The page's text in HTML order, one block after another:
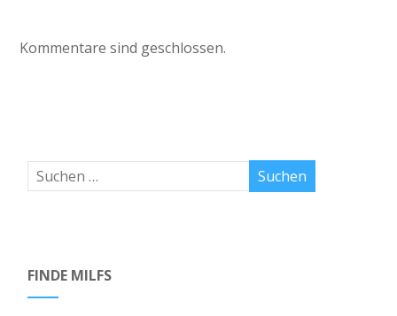
Kommentare sind geschlossen.
FINDE MILFS